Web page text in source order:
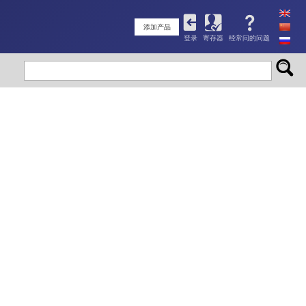
添加产品
User
account
menu
登录 寄存器 经常问的问题